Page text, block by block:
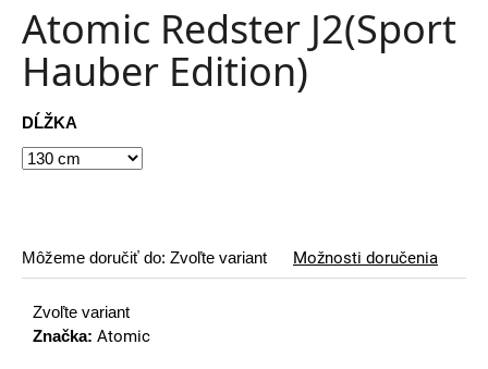
Atomic Redster J2(Sport
Hauber Edition)
DĹŽKA
Môžeme doručiť do: Zvoľte variant Možnosti doručenia
Zvoľte variant
Značka: Atomic
HĽADAŤ
O
d
r
ú
č
a